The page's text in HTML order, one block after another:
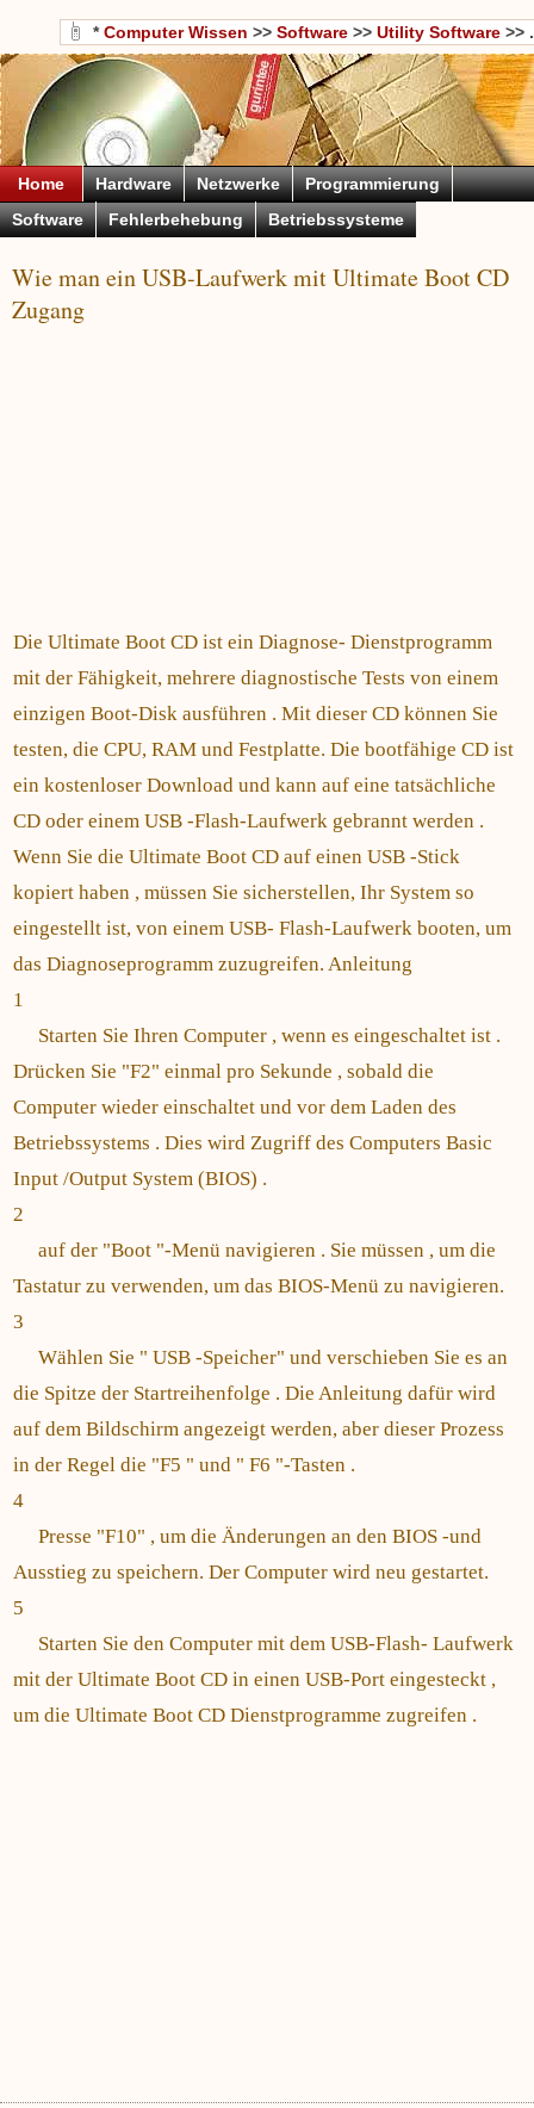
*Computer Wissen >> Software >> Utility Software >> .
Home Hardware Netzwerke
Programmierung
Software
Fehlerbehebung Betriebssysteme
Wie man ein USB-Laufwerk mit Ultimate Boot CD
Zugang
Die Ultimate Boot CD ist ein Diagnose- Dienstprogramm
mit der Fähigkeit, mehrere diagnostische Tests von einem
einzigen Boot-Disk ausführen . Mit dieser CD können Sie
testen, die CPU, RAM und Festplatte. Die bootfähige CD ist
ein kostenloser Download und kann auf eine tatsächliche
CD oder einem USB -Flash-Laufwerk gebrannt werden .
Wenn Sie die Ultimate Boot CD auf einen USB -Stick
kopiert haben , müssen Sie sicherstellen, Ihr System so
eingestellt ist, von einem USB- Flash-Laufwerk booten, um
das Diagnoseprogramm zuzugreifen. Anleitung
1
Starten Sie Ihren Computer , wenn es eingeschaltet ist .
Drücken Sie "F2" einmal pro Sekunde , sobald die
Computer wieder einschaltet und vor dem Laden des
Betriebssystems . Dies wird Zugriff des Computers Basic
Input /Output System (BIOS) .
2
auf der "Boot "-Menü navigieren . Sie müssen , um die
Tastatur zu verwenden, um das BIOS-Menü zu navigieren.
3
Wählen Sie " USB -Speicher" und verschieben Sie es an
die Spitze der Startreihenfolge . Die Anleitung dafür wird
auf dem Bildschirm angezeigt werden, aber dieser Prozess
in der Regel die "F5 " und " F6 "-Tasten .
4
Presse "F10" , um die Änderungen an den BIOS -und
Ausstieg zu speichern. Der Computer wird neu gestartet.
5
Starten Sie den Computer mit dem USB-Flash- Laufwerk
mit der Ultimate Boot CD in einen USB-Port eingesteckt ,
um die Ultimate Boot CD Dienstprogramme zugreifen .